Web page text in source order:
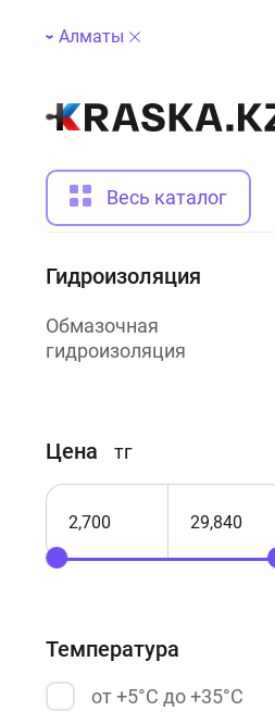
Алматы
Весь каталог
Гидроизоляция
Обмазочная
гидроизоляция
Цена тг
Температура
от +5°С до +35°С